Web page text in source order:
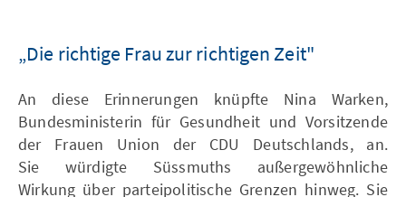
„Die richtige Frau zur richtigen Zeit"
An diese Erinnerungen knüpfte Nina Warken,
Bundesministerin für Gesundheit und Vorsitzende
der Frauen Union der CDU Deutschlands, an.
Sie würdigte Süssmuths außergewöhnliche
Wirkung über parteipolitische Grenzen hinweg. Sie